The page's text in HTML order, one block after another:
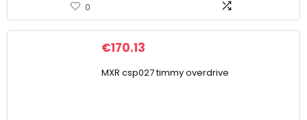
0
€170.13
MXR csp027 timmy overdrive